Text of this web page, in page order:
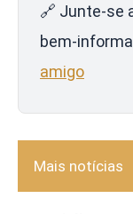
🔗 Junte-se
bem-
amigo
Mais notícias